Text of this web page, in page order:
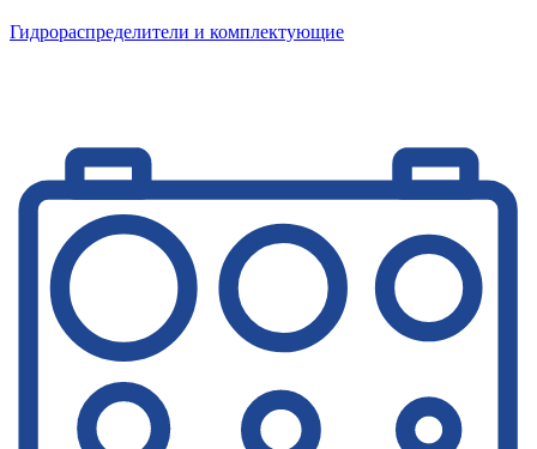
Гидрораспределители и комплектующие